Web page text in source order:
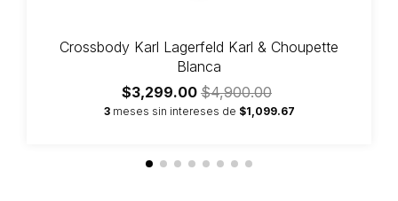
Crossbody Karl Lagerfeld Karl & Choupette
Blanca
$3,299.00 $4,900.00
3 meses sin intereses de $1,099.67